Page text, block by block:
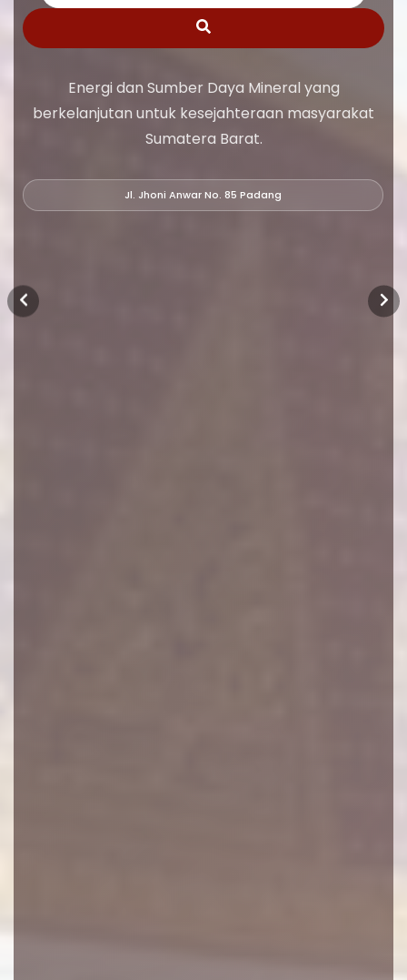
Energi dan Sumber Daya Mineral yang
berkelanjutan untuk kesejahteraan masyarakat
Sumatera Barat.
Jl. Jhoni Anwar No. 85 Padang